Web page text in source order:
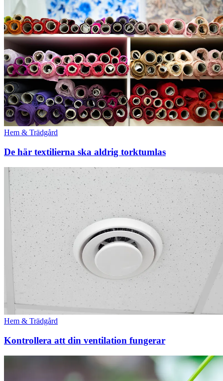
Hem & Trädgård
De här textilierna ska aldrig torktumlas
Hem & Trädgård
Kontrollera att din ventilation fungerar